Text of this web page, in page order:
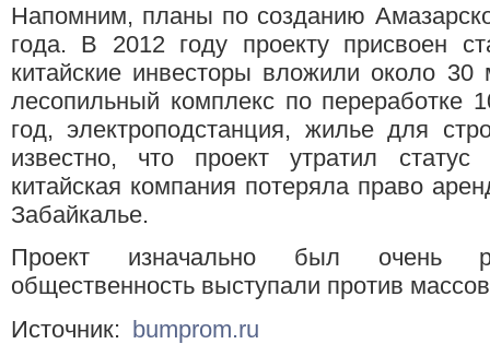
Напомним, планы по созданию
года. В 2012 году проекту присвоен
китайские инвесторы вложили около
лесопильный комплекс по переработке
год, электроподстанция, жилье для
известно, что проект утратил статус
китайская компания потеряла право
Забайкалье.
Проект изначально был очень
общественность выступали против
Источник: bumprom.ru